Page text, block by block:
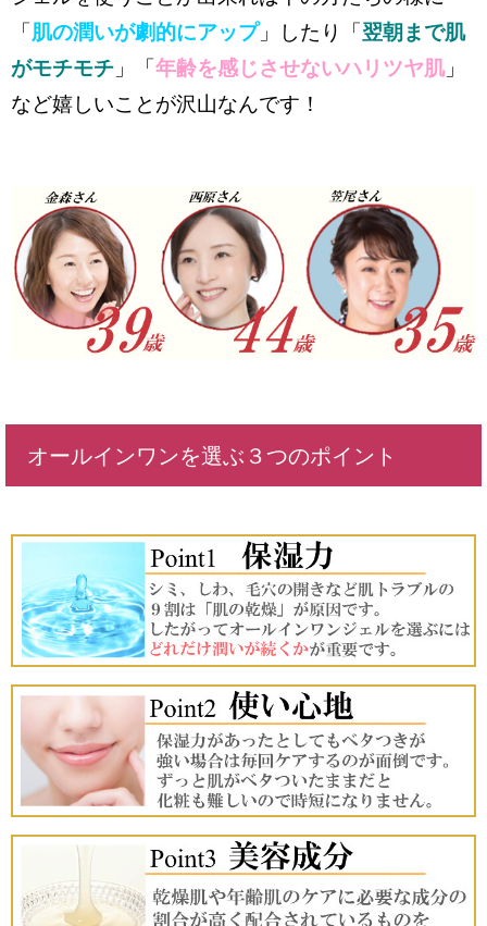
「肌の潤いが劇的にアップ」したり「翌朝まで肌
がモチモチ 」「年齢を感じさせないハリツヤ肌」
など嬉しいことが沢山なんです！
オールインワンを選ぶ３つのポイント